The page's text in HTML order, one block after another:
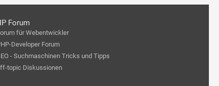
Forum
für Webentwickler
Developer Forum
- Suchmaschinen Tricks und Tipps
topic Diskussionen